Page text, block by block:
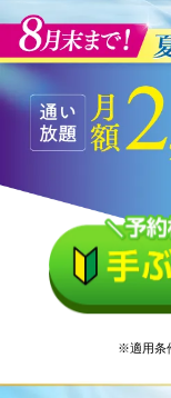
※適用条